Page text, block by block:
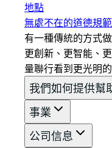
地點
無處不在的道德規範
有一種傳統的方式
更創新、更智能、
量聯行看到更光明
我們如何提供幫
事業
公司信息